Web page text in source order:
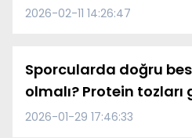
2026-02-11 14:26:47
Sporcularda doğru
olmalı? Protein tozları
2026-01-29 17:46:33